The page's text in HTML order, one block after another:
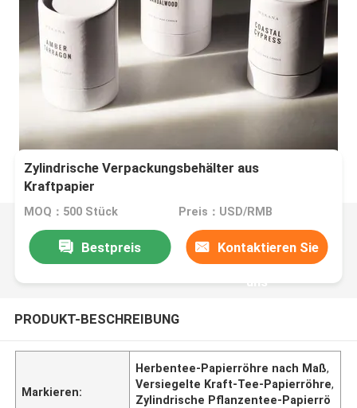
Zylindrische Verpackungsbehälter aus
Kraftpapier
MOQ：500 Stück Preis：USD/RMB
Bestpreis Kontaktieren Sie
uns
PRODUKT-BESCHREIBUNG
Markieren:
Herbentee-Papierröhre nach Maß,
Versiegelte Kraft-Tee-Papierröhre,
Zylindrische Pflanzentee-Papierrö